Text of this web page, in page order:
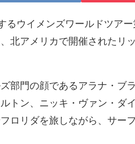
るウイメンズワールドツア
北アメリカで開催されたリ
部門の顔であるアラナ・ブ
トン、ニッキ・ヴァン・ダ
ロリダを旅しながら、サー